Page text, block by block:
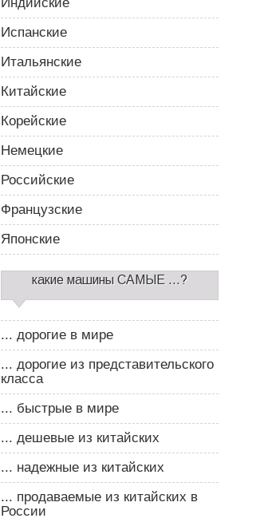
Испанские
Итальянские
Китайские
Корейские
Немецкие
Российские
Французские
Японские
какие машины САМЫЕ ...?
... дорогие в мире
... дорогие из представительского
класса
... быстрые в мире
... дешевые из китайских
... надежные из китайских
... продаваемые из китайских в
России